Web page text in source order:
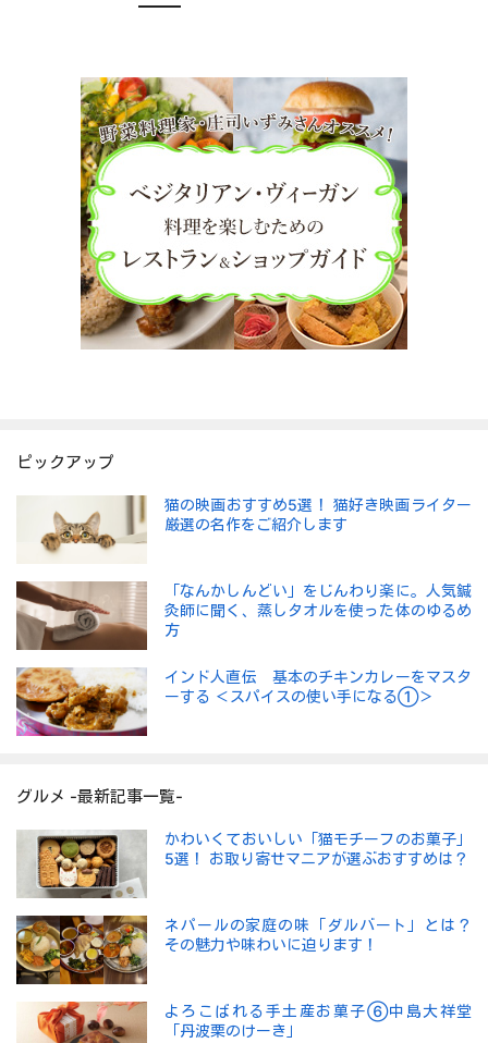
ピックアップ
猫の映画おすすめ5選！ 猫好き映画ライター
厳選の名作をご紹介します
「なんかしんどい」をじんわり楽に。人気鍼
灸師に聞く、蒸しタオルを使った体のゆるめ
方
インド人直伝 基本のチキンカレーをマスタ
ーする ＜スパイスの使い手になる①＞
グルメ -最新記事一覧-
かわいくておいしい「猫モチーフのお菓子」
5選！ お取り寄せマニアが選ぶおすすめは？
ネパールの家庭の味「ダルバート」とは？
その魅力や味わいに迫ります！
よろこばれる手土産お菓子⑥中島大祥堂
「丹波栗のけーき」